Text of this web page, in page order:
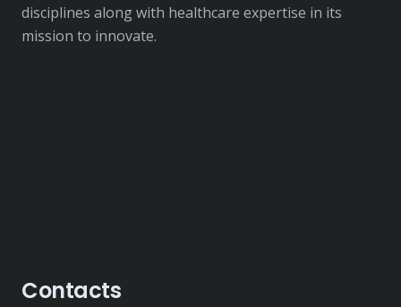
disciplines along with healthcare expertise in its
mission to innovate.
Contacts